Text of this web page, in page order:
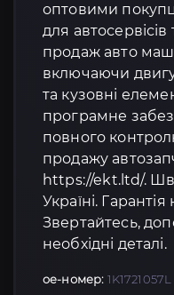
оптовими
для
продаж авто
включаючи
та кузовні
програмне
повного
продажу
https://ekt.ltd/.
Україні.
Звертайтесь,
необхідні деталі.
oe-номер: 1K1721057L